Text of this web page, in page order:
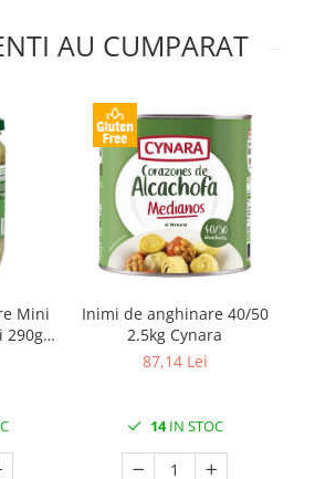
AU CUMPARAT
Mini
290gr
Inimi de anghinare 40/50
2.5kg Cynara
87,14 Lei
14IN STOC